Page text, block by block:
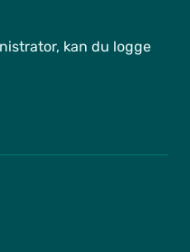
kan du logge